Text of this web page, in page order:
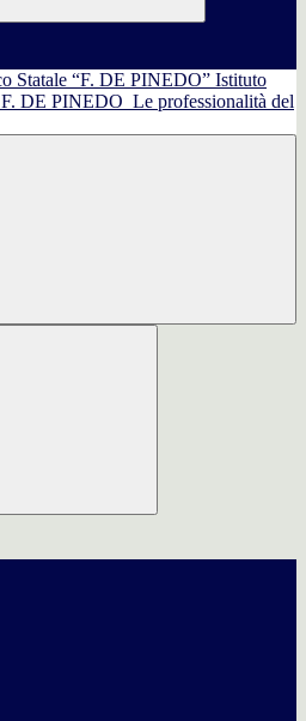
Istituto
F. DE PINEDO Le professionalità del